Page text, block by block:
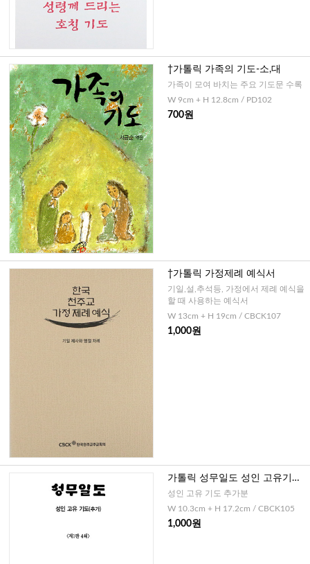
†가톨릭 가족의 기도-소,대
가족이 모여 바치는 주요 기도문 수록
W 9cm + H 12.8cm / PD102
700원
†가톨릭 가정제례 예식서
기일,설,추석등, 가정에서 제례 예식을
할 때 사용하는 예식서
W 13cm + H 19cm / CBCK107
1,000원
가톨릭 성무일도 성인 고유기도
(제1판 7쇄)
성인 고유 기도 추가분
W 10.3cm + H 17.2cm / CBCK105
1,000원